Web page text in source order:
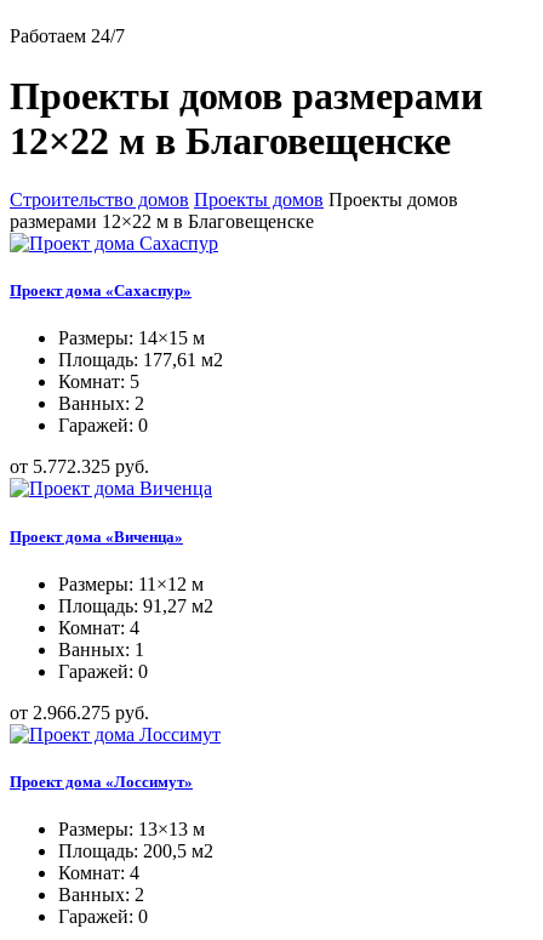
Работаем 24/7
Проекты домов размерами
12×22 м в Благовещенске
Строительство домов Проекты домов Проекты домов
размерами 12×22 м в Благовещенске
Проект дома «Сахаспур»
Размеры: 14×15 м
Площадь: 177,61 м2
Комнат: 5
Ванных: 2
Гаражей: 0
от 5.772.325 руб.
Проект дома «Виченца»
Размеры: 11×12 м
Площадь: 91,27 м2
Комнат: 4
Ванных: 1
Гаражей: 0
от 2.966.275 руб.
Проект дома «Лоссимут»
Размеры: 13×13 м
Площадь: 200,5 м2
Комнат: 4
Ванных: 2
Гаражей: 0